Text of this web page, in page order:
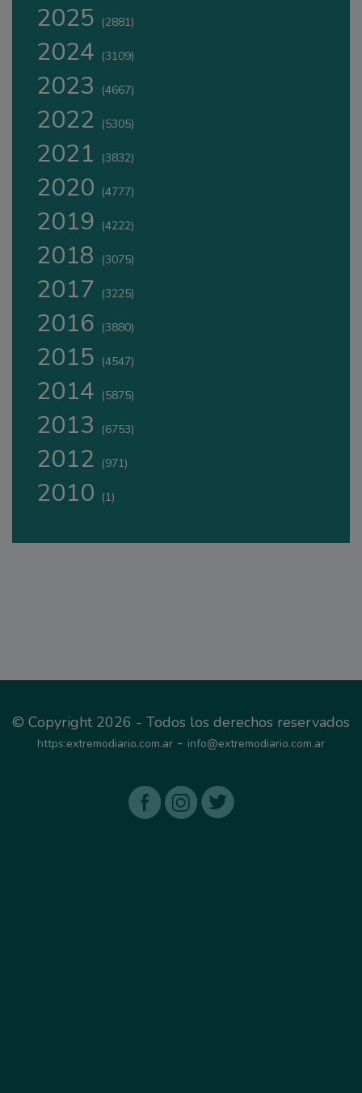
2025 (2881)
2024 (3109)
2023 (4667)
2022 (5305)
2021 (3832)
2020 (4777)
2019 (4222)
2018 (3075)
2017 (3225)
2016 (3880)
2015 (4547)
2014 (5875)
2013 (6753)
2012 (971)
2010 (1)
© Copyright 2026 - Todos los derechos reservados
https:extremodiario.com.ar - info@extremodiario.com.ar